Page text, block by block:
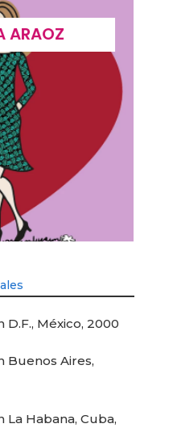
ARAOZ
México, 2000
Buenos Aires,
Habana, Cuba,